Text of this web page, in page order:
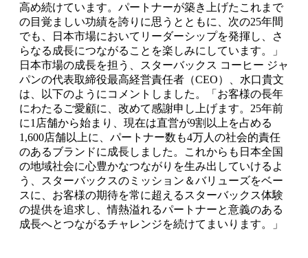
高め続けています。パートナーが築き上げたこれまで
の目覚ましい功績を誇りに思うとともに、次の25年間
でも、日本市場においてリーダーシップを発揮し、さ
らなる成長につながることを楽しみにしています。」
日本市場の成長を担う、スターバックス コーヒー ジャ
パンの代表取締役最高経営責任者（CEO）、水口貴文
は、以下のようにコメントしました。「お客様の長年
にわたるご愛顧に、改めて感謝申し上げます。25年前
に1店舗から始まり、現在は直営が9割以上を占める
1,600店舗以上に、パートナー数も4万人の社会的責任
のあるブランドに成長しました。これからも日本全国
の地域社会に心豊かなつながりを生み出していけるよ
う、スターバックスのミッション＆バリューズをベー
スに、お客様の期待を常に超えるスターバックス体験
の提供を追求し、情熱溢れるパートナーと意義のある
成長へとつながるチャレンジを続けてまいります。」